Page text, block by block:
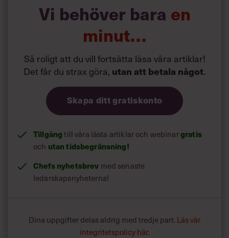
Vi behöver bara en
minut…
Så roligt att du vill fortsätta läsa våra artiklar!
Det får du strax göra, utan att betala något.
Skapa ditt gratiskonto
Tillgångtill våra låsta artiklar och webinargratis
och utan tidsbegränsning!
Chefs nyhetsbrev med senaste
ledarskapsnyheterna!
Dina uppgifter delas aldrig med tredje part. Läs vår
integritetspolicy här.